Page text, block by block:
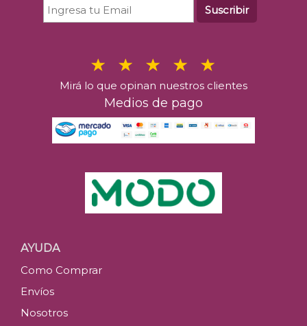
Suscribir
Mirá lo que opinan nuestros clientes
Medios de pago
AYUDA
Como Comprar
Envíos
Nosotros